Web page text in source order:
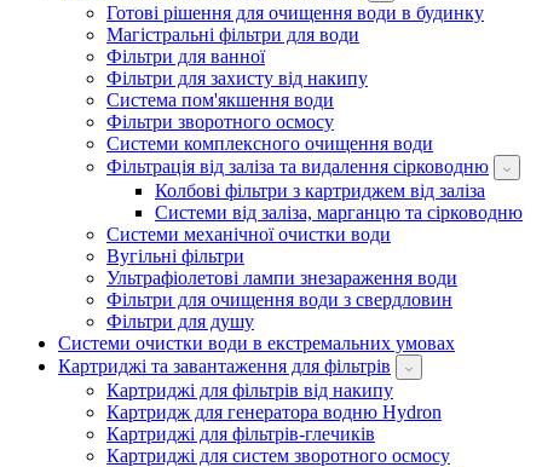
Готові рішення для очищення води в будинку
Магістральні фільтри для води
Фільтри для ванної
Фільтри для захисту від накипу
Система пом'якшення води
Фільтри зворотного осмосу
Системи комплексного очищення води
Фільтрація від заліза та видалення сірководню
Колбові фільтри з картриджем від заліза
Системи від заліза, марганцю та сірководню
Системи механічної очистки води
Вугільні фільтри
Ультрафіолетові лампи знезараження води
Фільтри для очищення води з свердловин
Фільтри для душу
Системи очистки води в екстремальних умовах
Картриджі та завантаження для фільтрів
Картриджі для фільтрів від накипу
Картридж для генератора водню Hydron
Картриджі для фільтрів-глечиків
Картриджі для систем зворотного осмосу